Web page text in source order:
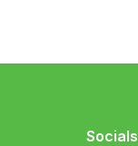
Socials